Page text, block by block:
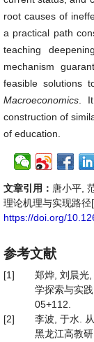
root causes of
a practical path
teaching
mechanism
feasible solutions
Macroeconomics .
construction of
of education.
文章引用： 唐小平,
理论机理与实现路
https://doi.org/
参考文献
[1]
郑烨, 刘晨光
学探索与实
05+112.
[2]
李波, 于水.
黑龙江高教